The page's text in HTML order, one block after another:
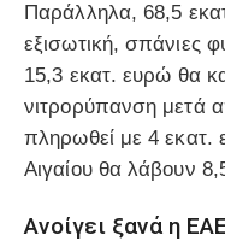
Παράλληλα, 68,5
εξισωτική, σπάνιες
15,3 εκατ. ευρώ θα
νιτρορύπανση μετά
πληρωθεί με 4
Αιγαίου θα λάβουν
Ανοίγει ξανά η